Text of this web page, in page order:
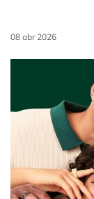
Creation Date:
08 abr 2026
Update Date: